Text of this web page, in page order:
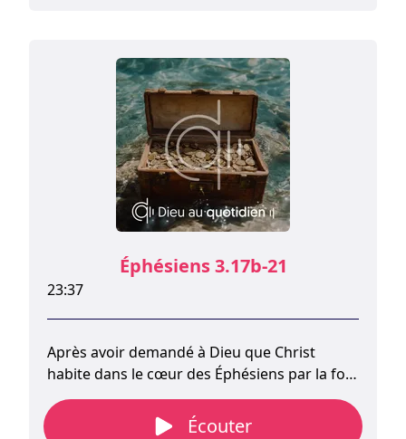
Éphésiens 3.17b-21
23:37
Après avoir demandé à Dieu que Christ
habite dans le cœur des Éphésiens par la foi,
Paul prie pour qu’ils soient assurés de leur
confiance en l'amour.Écouter